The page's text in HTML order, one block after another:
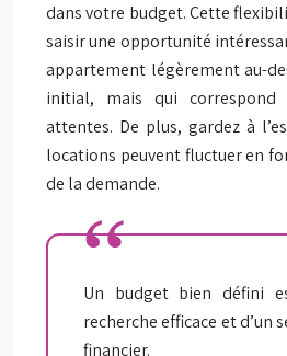
dans votre budget. Cette
saisir une opportunité
appartement légèrement au-
initial, mais qui correspond
attentes. De plus, gardez à
locations peuvent fluctuer en
de la demande.
Un budget bien défini
recherche efficace et d’un
financier.